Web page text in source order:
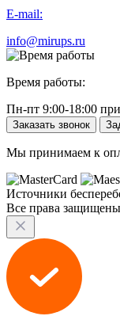
E-mail:
info@mirups.ru
Время работы:
Пн-пт 9:00-18:00
Заказать звонок
Мы принимаем к
Источники
Все права защищены